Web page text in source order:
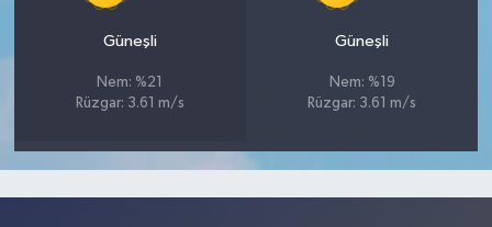
Güneşli
Nem: %21
Rüzgar: 3.61 m/s
Güneşli
Nem: %19
Rüzgar: 3.61 m/s